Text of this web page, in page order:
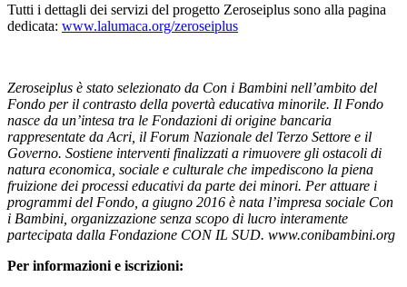
Tutti i dettagli dei servizi del progetto Zeroseiplus sono alla pagina
dedicata: www.lalumaca.org/zeroseiplus
Zeroseiplus è stato selezionato da Con i Bambini nell’ambito del
Fondo per il contrasto della povertà educativa minorile. Il Fondo
nasce da un’intesa tra le Fondazioni di origine bancaria
rappresentate da Acri, il Forum Nazionale del Terzo Settore e il
Governo. Sostiene interventi finalizzati a rimuovere gli ostacoli di
natura economica, sociale e culturale che impediscono la piena
fruizione dei processi educativi da parte dei minori. Per attuare i
programmi del Fondo, a giugno 2016 è nata l’impresa sociale Con
i Bambini, organizzazione senza scopo di lucro interamente
partecipata dalla Fondazione CON IL SUD. www.conibambini.org
Per informazioni e iscrizioni: